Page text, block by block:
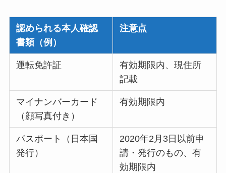
認められる本人確認
書類（例）
注意点
運転免許証
有効期限内、現住所
記載
マイナンバーカード
（顔写真付き）
有効期限内
パスポート（日本国
発行）
2020年2月3日以前申
請・発行のもの、有
効期限内